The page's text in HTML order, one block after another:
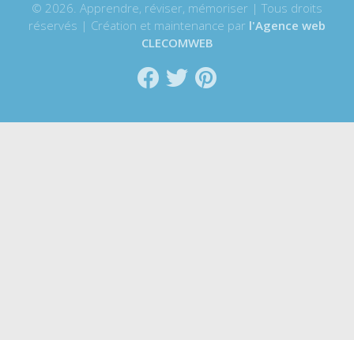
© 2026. Apprendre, réviser, mémoriser | Tous droits
réservés | Création et maintenance par l'Agence web
CLECOMWEB